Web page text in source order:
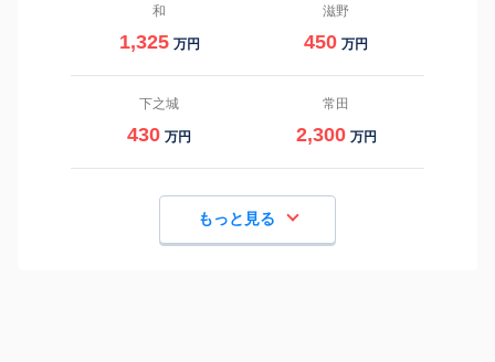
和
1,325 万円
滋野
450 万円
下之城
430 万円
常田
2,300 万円
もっと見る